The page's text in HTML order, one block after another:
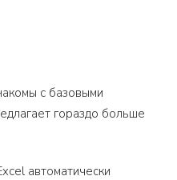
с базовыми
гораздо больше
автоматически